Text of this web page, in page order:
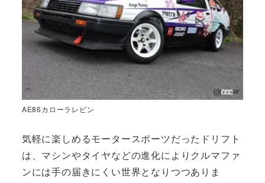
AE86カローラレビン
気軽に楽しめるモータースポーツだったドリフト
は、マシンやタイヤなどの進化によりクルマファ
ンには手の届きにくい世界となりつつありま